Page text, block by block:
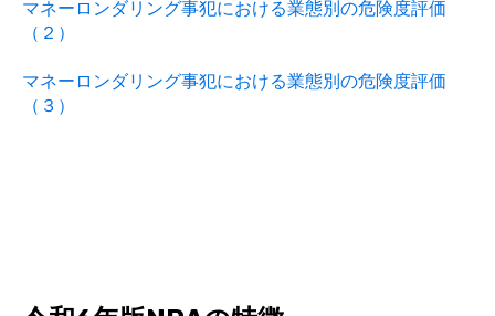
マネーロンダリング事犯における業態別の危険度評価
（２）
マネーロンダリング事犯における業態別の危険度評価
（３）